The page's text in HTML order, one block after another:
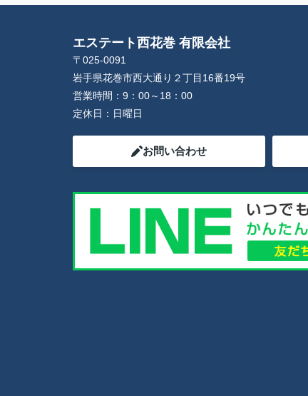
エステート西花巻 有限会社
〒025-0091
岩手県花巻市西大通り２丁目16番19号
営業時間： 9：00～18：00
定休日： 日曜日
お問い合わせ